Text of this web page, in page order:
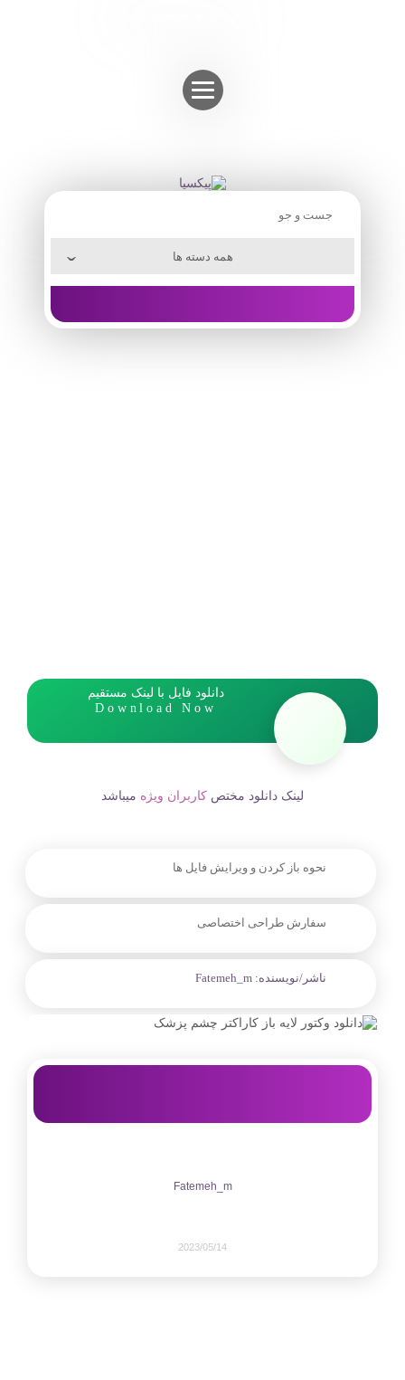
دانلود فایل با لینک مستقیم
Download Now
لینک دانلود مختص کاربران ویژه میباشد
نحوه باز کردن و ویرایش فایل ها
سفارش طراحی اختصاصی
ناشر/نویسنده: Fatemeh_m
Fatemeh_m
2023/05/14